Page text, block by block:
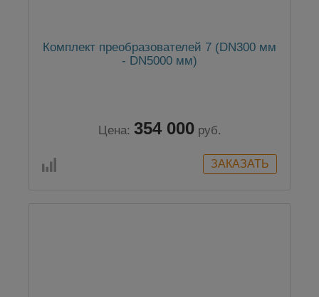
Комплект преобразователей 7 (DN300 мм
- DN5000 мм)
Цена: 354 000 руб.